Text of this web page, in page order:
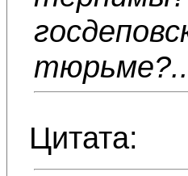
тюрьме?..
Цитата: